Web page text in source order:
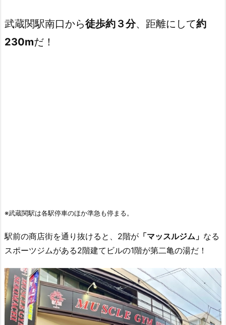
武蔵関駅南口から徒歩約３分、距離にして約
230mだ！
※武蔵関駅は各駅停車のほか準急も停まる。
駅前の商店街を通り抜けると、2階が 「マッスルジム」 なる
スポーツジムがある2階建てビルの1階が第二亀の湯だ！